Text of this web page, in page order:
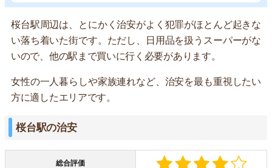
桜台駅周辺は、とにかく治安がよく犯罪がほとんど起きな
い落ち着いた街です。ただし、日用品を扱うスーパーがな
いので、他の駅まで買いに行く必要があります。
女性の一人暮らしや家族連れなど、治安を最も重視したい
方に適したエリアです。
桜台駅の治安
総合評価